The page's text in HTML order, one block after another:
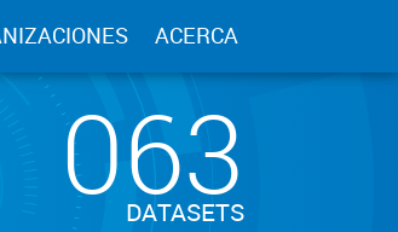
ACERCA
063
DATASETS